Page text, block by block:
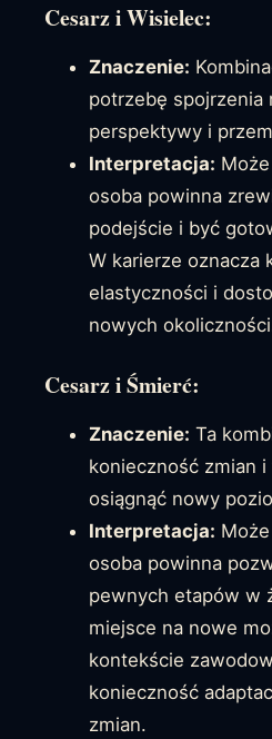
Cesarz i Wisielec:
Znaczenie:
potrzebę spojrzenia
perspektywy i
Interpretacja:
osoba powinna
podejście i być
W karierze oznacza
elastyczności i
nowych
Cesarz i Śmierć:
Znaczenie: Ta
konieczność zmian
osiągnąć nowy
Interpretacja:
osoba powinna
pewnych etapów w
miejsce na nowe
kontekście
konieczność
zmian.